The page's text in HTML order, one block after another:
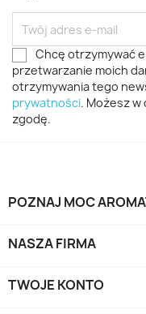
Chcę otrzymywać
przetwarzanie moich
otrzymywania tego
prywatności. Możesz
zgodę.
POZNAJ MOC
NASZA FIRMA
TWOJE KONTO